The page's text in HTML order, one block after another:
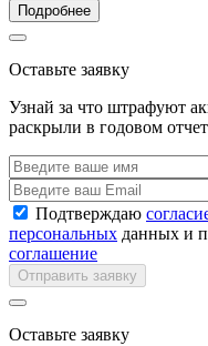
Подробнее
Оставьте заявку
Узнай за что штрафуют
раскрыли в годовом
Подтверждаю
персональных данных и
соглашение
Отправить заявку
Оставьте заявку